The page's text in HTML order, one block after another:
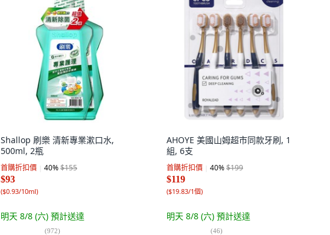
Shallop 刷樂 清新專業漱口水,
500ml, 2瓶
首購折扣價 40%$155
$93
($0.93/10ml)
明天 8/8 (六) 預計送達
(972)
AHOYE 美國山姆超市同款牙刷, 1
組, 6支
首購折扣價 40%$199
$119
($19.83/1個)
明天 8/8 (六) 預計送達
(46)